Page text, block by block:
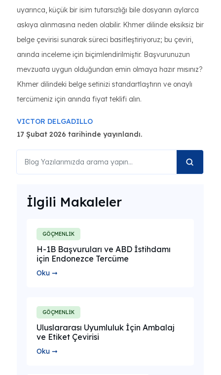
uyarınca, küçük bir isim tutarsızlığı bile dosyanın aylarca
askıya alınmasına neden olabilir. Khmer dilinde eksiksiz bir
belge çevirisi sunarak süreci basitleştiriyoruz; bu çeviri,
anında inceleme için biçimlendirilmiştir. Başvurunuzun
mevzuata uygun olduğundan emin olmaya hazır mısınız?
Khmer dilindeki belge setinizi standartlaştırın ve onaylı
tercümeniz için anında fiyat teklifi alın.
VICTOR DELGADILLO
17 Şubat 2026 tarihinde yayınlandı.
İlgili Makaleler
GÖÇMENLİK
H-1B Başvuruları ve ABD İstihdamı
için Endonezce Tercüme
Oku ➞
GÖÇMENLİK
Uluslararası Uyumluluk İçin Ambalaj
ve Etiket Çevirisi
Oku ➞